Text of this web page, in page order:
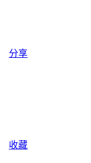
分享
收藏